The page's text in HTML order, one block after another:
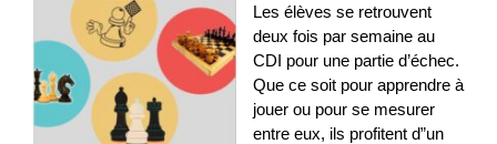
Les élèves se retrouvent
deux fois par semaine au
CDI pour une partie d’échec.
Que ce soit pour apprendre à
jouer ou pour se mesurer
entre eux, ils profitent d”un